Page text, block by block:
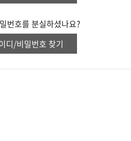
번호를 분실하셨나요?
디/비밀번호 찾기